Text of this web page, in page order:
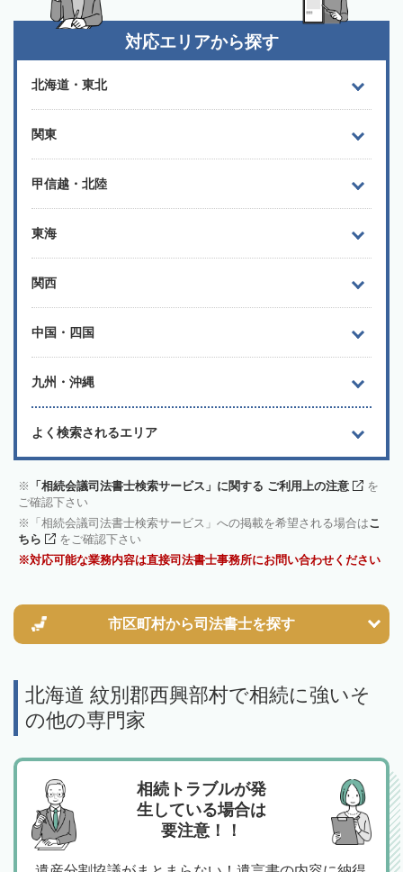
対応エリアから探す
北海道・東北
関東
甲信越・北陸
東海
関西
中国・四国
九州・沖縄
よく検索されるエリア
「相続会議司法書士検索サービス」に関する ご利用上の注意
を
ご確認下さい
「相続会議司法書士検索サービス」への掲載を希望される場合はこ
ちら
をご確認下さい
対応可能な業務内容は直接司法書士事務所にお問い合わせください
市区町村から司法書士を探す
北海道 紋別郡西興部村で相続に強いそ
の他の専門家
相続トラブルが発
生している場合は
要注意！！